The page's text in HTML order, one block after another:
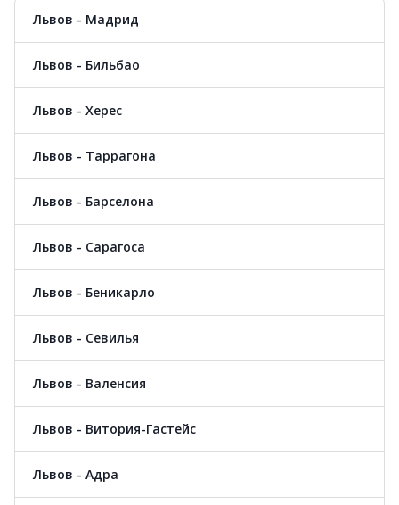
Львов - Мадрид
Львов - Бильбао
Львов - Херес
Львов - Таррагона
Львов - Барселона
Львов - Сарагоса
Львов - Беникарло
Львов - Севилья
Львов - Валенсия
Львов - Витория-Гастейс
Львов - Адра